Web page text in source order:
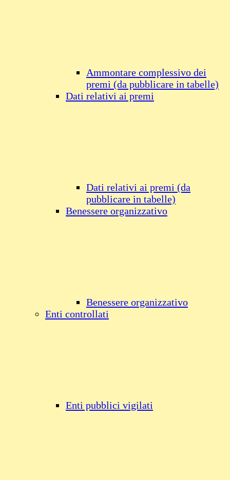
Ammontare complessivo dei
premi (da pubblicare in tabelle)
Dati relativi ai premi
Dati relativi ai premi (da
pubblicare in tabelle)
Benessere organizzativo
Benessere organizzativo
Enti controllati
Enti pubblici vigilati